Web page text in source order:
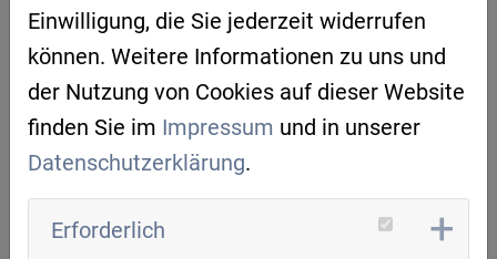
Die Bewerbungsfrist ist bereits abgelaufen.
ORGANISATION
Digitale Gründerinitiative Oberpfalz DGO
Einwilligung, die Sie jederzeit widerrufen
können. Weitere Informationen zu uns und
der Nutzung von Cookies auf dieser Website
finden Sie im Impressum und in unserer
Datenschutzerklärung.
Erforderlich